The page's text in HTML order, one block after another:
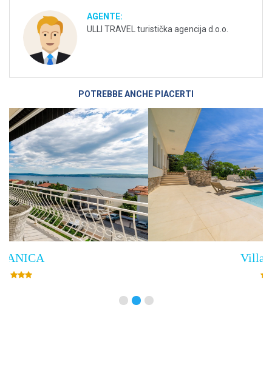
AGENTE:
ULLI TRAVEL turistička agencija d.o.o.
POTREBBE ANCHE PIACERTI